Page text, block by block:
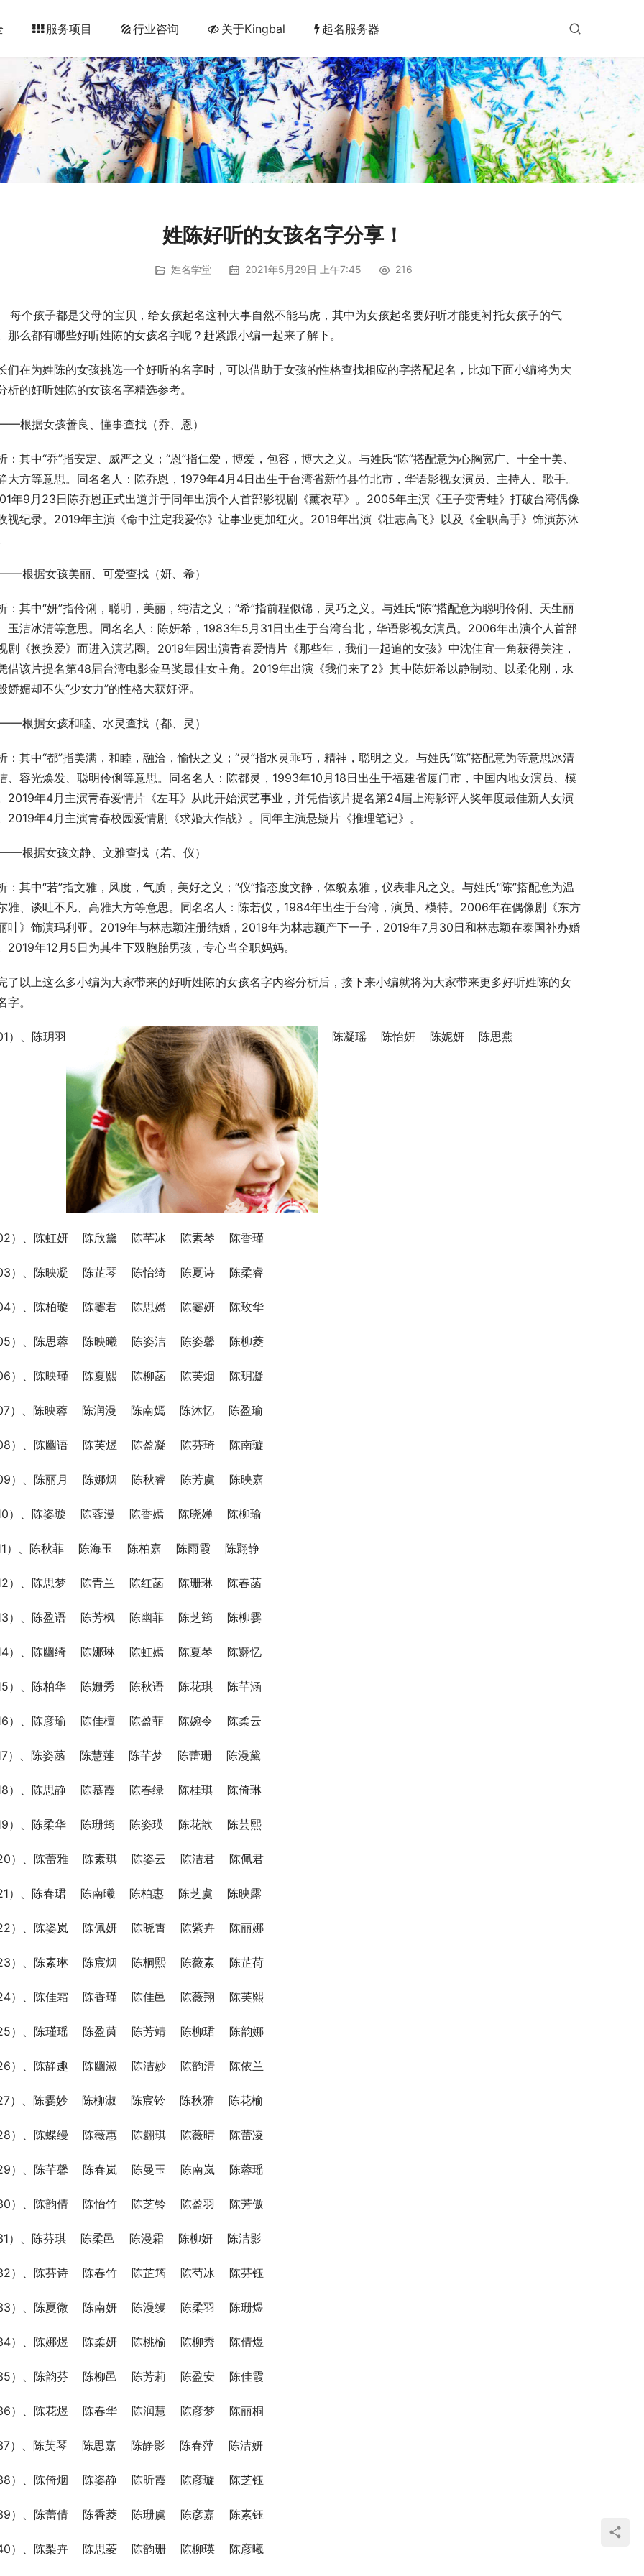
服务项目 行业咨询 关于Kingbal 起名服务器
姓陈好听的女孩名字分享！
姓名学堂 2021年5月29日 上午7:45 216
那么都有哪些好听姓陈的女孩名字呢？赶紧跟小编一起来了解下。
们在为姓陈的女孩挑选一个好听的名字时，可以借助于女孩的性格查找相应的字搭配起名，比如下面小编将为大
析的好听姓陈的女孩名字精选参考。
根据女孩善良、懂事查找（乔、恩）
：其中“乔”指安定、威严之义；“恩”指仁爱，博爱，包容，博大之义。与姓氏“陈”搭配意为心胸宽广、十全十美、
大方等意思。同名名人：陈乔恩，1979年4月4日出生于台湾省新竹县竹北市，华语影视女演员、主持人、歌手。
年9月23日陈乔恩正式出道并于同年出演个人首部影视剧《薰衣草》。2005年主演《王子变青蛙》打破台湾偶像
视纪录。2019年主演《命中注定我爱你》让事业更加红火。2019年出演《壮志高飞》以及《全职高手》饰演苏沐
根据女孩美丽、可爱查找（妍、希）
：其中“妍”指伶俐，聪明，美丽，纯洁之义；“希”指前程似锦，灵巧之义。与姓氏“陈”搭配意为聪明伶俐、天生丽
玉洁冰清等意思。同名名人：陈妍希，1983年5月31日出生于台湾台北，华语影视女演员。2006年出演个人首部
剧《换换爱》而进入演艺圈。2019年因出演青春爱情片《那些年，我们一起追的女孩》中沈佳宜一角获得关注，
借该片提名第48届台湾电影金马奖最佳女主角。2019年出演《我们来了2》其中陈妍希以静制动、以柔化刚，水
娇媚却不失“少女力”的性格大获好评。
根据女孩和睦、水灵查找（都、灵）
：其中“都”指美满，和睦，融洽，愉快之义；“灵”指水灵乖巧，精神，聪明之义。与姓氏“陈”搭配意为等意思冰清
、容光焕发、聪明伶俐等意思。同名名人：陈都灵，1993年10月18日出生于福建省厦门市，中国内地女演员、模
2019年4月主演青春爱情片《左耳》从此开始演艺事业，并凭借该片提名第24届上海影评人奖年度最佳新人女演
2019年4月主演青春校园爱情剧《求婚大作战》。同年主演悬疑片《推理笔记》。
根据女孩文静、文雅查找（若、仪）
：其中“若”指文雅，风度，气质，美好之义；“仪”指态度文静，体貌素雅，仪表非凡之义。与姓氏“陈”搭配意为温
雅、谈吐不凡、高雅大方等意思。同名名人：陈若仪，1984年出生于台湾，演员、模特。2006年在偶像剧《东方
叶》饰演玛利亚。2019年与林志颖注册结婚，2019年为林志颖产下一子，2019年7月30日和林志颖在泰国补办婚
2019年12月5日为其生下双胞胎男孩，专心当全职妈妈。
了以上这么多小编为大家带来的好听姓陈的女孩名字内容分析后，接下来小编就将为大家带来更多好听姓陈的女
字。
）、陈玥羽 陈凝瑶    陈怡妍    陈妮妍    陈思燕
）、陈虹妍    陈欣黛    陈芊冰    陈素琴    陈香瑾
）、陈映凝    陈芷琴    陈怡绮    陈夏诗    陈柔睿
）、陈柏璇    陈霎君    陈思嫦    陈霎妍    陈玫华
）、陈思蓉    陈映曦    陈姿洁    陈姿馨    陈柳菱
）、陈映瑾    陈夏熙    陈柳菡    陈芙烟    陈玥凝
）、陈映蓉    陈润漫    陈南嫣    陈沐忆    陈盈瑜
）、陈幽语    陈芙煜    陈盈凝    陈芬琦    陈南璇
）、陈丽月    陈娜烟    陈秋睿    陈芳虞    陈映嘉
）、陈姿璇    陈蓉漫    陈香嫣    陈晓婵    陈柳瑜
）、陈秋菲    陈海玉    陈柏嘉    陈雨霞    陈翾静
）、陈思梦    陈青兰    陈红菡    陈珊琳    陈春菡
）、陈盈语    陈芳枫    陈幽菲    陈芝筠    陈柳霎
）、陈幽绮    陈娜琳    陈虹嫣    陈夏琴    陈翾忆
）、陈柏华    陈姗秀    陈秋语    陈花琪    陈芊涵
）、陈彦瑜    陈佳檀    陈盈菲    陈婉令    陈柔云
）、陈姿菡    陈慧莲    陈芊梦    陈蕾珊    陈漫黛
）、陈思静    陈慕霞    陈春绿    陈桂琪    陈倚琳
）、陈柔华    陈珊筠    陈姿瑛    陈花歆    陈芸熙
）、陈蕾雅    陈素琪    陈姿云    陈洁君    陈佩君
）、陈春珺    陈南曦    陈柏惠    陈芝虞    陈映露
）、陈姿岚    陈佩妍    陈晓霄    陈紫卉    陈丽娜
）、陈素琳    陈宸烟    陈桐熙    陈薇素    陈芷荷
）、陈佳霜    陈香瑾    陈佳邑    陈薇翔    陈芙熙
）、陈瑾瑶    陈盈茵    陈芳靖    陈柳珺    陈韵娜
）、陈静趣    陈幽淑    陈洁妙    陈韵清    陈依兰
）、陈霎妙    陈柳淑    陈宸铃    陈秋雅    陈花榆
）、陈蝶缦    陈薇惠    陈翾琪    陈薇晴    陈蕾凌
）、陈芊馨    陈春岚    陈曼玉    陈南岚    陈蓉瑶
）、陈韵倩    陈怡竹    陈芝铃    陈盈羽    陈芳傲
）、陈芬琪    陈柔邑    陈漫霜    陈柳妍    陈洁影
）、陈芬诗    陈春竹    陈芷筠    陈芍冰    陈芬钰
）、陈夏微    陈南妍    陈漫缦    陈柔羽    陈珊煜
）、陈娜煜    陈柔妍    陈桃榆    陈柳秀    陈倩煜
）、陈韵芬    陈柳邑    陈芳莉    陈盈安    陈佳霞
）、陈花煜    陈春华    陈润慧    陈彦梦    陈丽桐
）、陈芙琴    陈思嘉    陈静影    陈春萍    陈洁妍
）、陈倚烟    陈姿静    陈昕霞    陈彦璇    陈芝钰
）、陈蕾倩    陈香菱    陈珊虞    陈彦嘉    陈素钰
）、陈梨卉    陈思菱    陈韵珊    陈柳瑛    陈彦曦